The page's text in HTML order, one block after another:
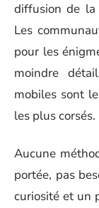
diffusion de la
Les
pour les
moindre
mobiles sont
les plus corsés.
Aucune
portée, pas
curiosité et un